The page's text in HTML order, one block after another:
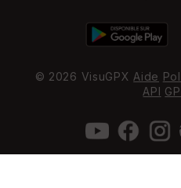
© 2026 VisuGPX Aide
API